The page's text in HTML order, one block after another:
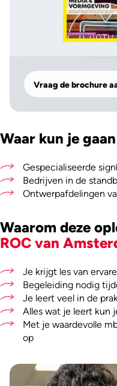
Vraag de brochure
Waar kun je gaan
Gespecialiseerde
Bedrijven in de
Ontwerpafdelingen
Waarom deze
ROC van
Je krijgt les van
Begeleiding nodig
Je leert veel in de
Alles wat je leert kun
Met je waardevolle
op